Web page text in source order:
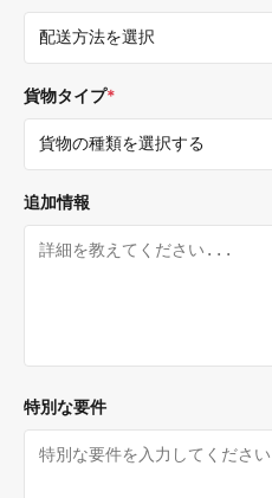
貨物タイプ*
追加情報
特別な要件